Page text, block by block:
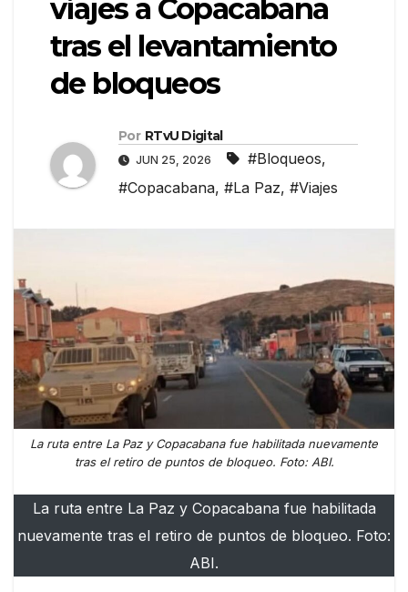
viajes a Copacabana
tras el levantamiento
de bloqueos
Por RTvU Digital
JUN 25, 2026 #Bloqueos,
#Copacabana, #La Paz, #Viajes
La ruta entre La Paz y Copacabana fue habilitada nuevamente
tras el retiro de puntos de bloqueo. Foto: ABI.
La ruta entre La Paz y Copacabana fue habilitada
nuevamente tras el retiro de puntos de bloqueo. Foto:
ABI.